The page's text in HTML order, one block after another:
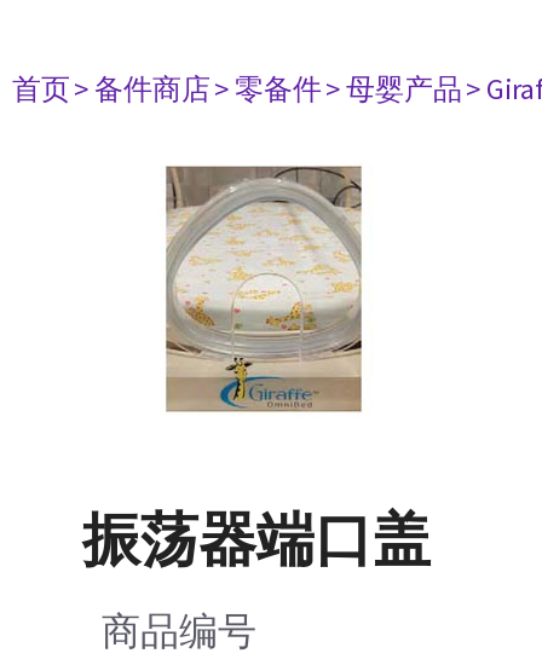
首页> 备件商店> 零备件> 母婴产品>
振荡器端口盖
商品编号